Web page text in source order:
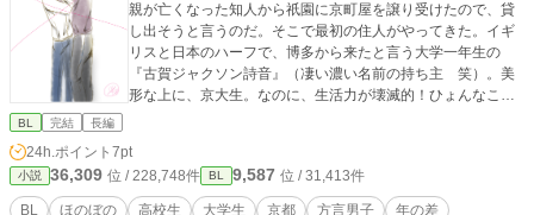
親が亡くなった知人から祇園に京町屋を譲り受けたので、貸
し出そうと言うのだ。そこで最初の住人がやってきた。イギ
リスと日本のハーフで、博多から来たと言う大学一年生の
『古賀ジャクソン詩音』（凄い濃い名前の持ち主 笑）。美
形な上に、京大生。なのに、生活力が壊滅的！ひょんなこと
に想いを寄せる。 幼馴染の自称恋愛マスターヤンキー（彼女
なし）『高橋祐介』にも支えられながら、古賀さんを振り向
かせようと頑張る慎之介。 そんな中、古賀さんに出会ったこ
BL 完結 長編
24h.ポイント 7pt
小説 36,309 位 / 228,748件 BL 9,587 位 / 31,413件
BL ほのぼの 高校生 大学生 京都 方言男子
年の差